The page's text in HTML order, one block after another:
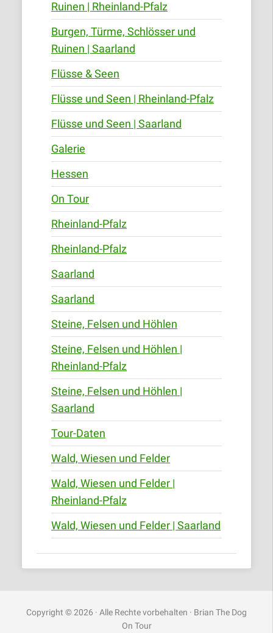
Ruinen | Rheinland-Pfalz
Burgen, Türme, Schlösser und
Ruinen | Saarland
Flüsse & Seen
Flüsse und Seen | Rheinland-Pfalz
Flüsse und Seen | Saarland
Galerie
Hessen
On Tour
Rheinland-Pfalz
Rheinland-Pfalz
Saarland
Saarland
Steine, Felsen und Höhlen
Steine, Felsen und Höhlen |
Rheinland-Pfalz
Steine, Felsen und Höhlen |
Saarland
Tour-Daten
Wald, Wiesen und Felder
Wald, Wiesen und Felder |
Rheinland-Pfalz
Wald, Wiesen und Felder | Saarland
Copyright © 2026 · Alle Rechte vorbehalten · Brian The Dog
On Tour